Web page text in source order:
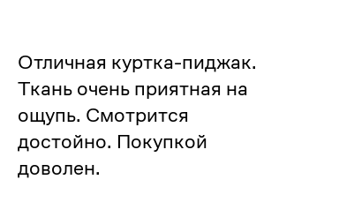
Отличная куртка-пиджак.
Ткань очень приятная на
ощупь. Смотрится
достойно. Покупкой
доволен.